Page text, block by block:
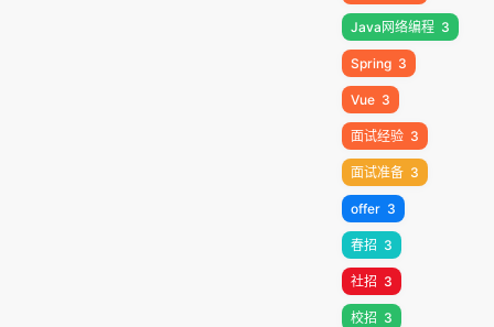
Java网络编程 3
Spring 3
Vue 3
面试经验 3
面试准备 3
offer 3
春招 3
社招 3
校招 3